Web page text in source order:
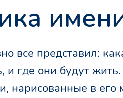
все представил:
где они будут
нарисованные в его